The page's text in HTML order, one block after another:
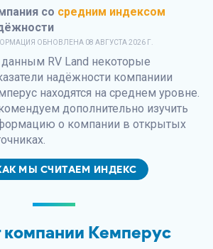
со средним индексом
ОБНОВЛЕНА 08 АВГУСТА 2026 Г.
RV Land некоторые
надёжности компаниии
находятся на среднем уровне.
дополнительно изучить
о компании в открытых
МЫ СЧИТАЕМ ИНДЕКС
компании Кемперус